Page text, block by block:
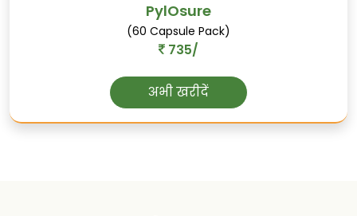
स्वर्णमाक्षिक-भस्म
यकृत स्वास्थ्य का समर्थन करता है, पाचन का
समर्थन करता है, और सामान्य प्रतिरक्षा को बढ़ाता
PylOsure
(60 Capsule Pack)
735/
अभी खरीदें